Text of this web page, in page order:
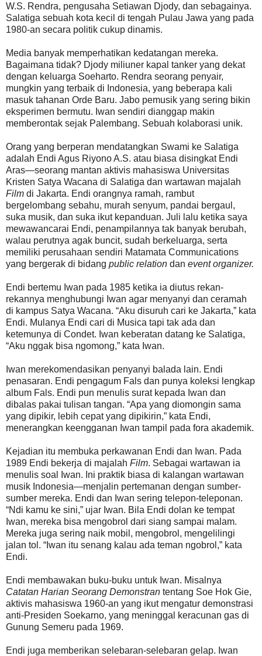
W.S. Rendra, pengusaha Setiawan Djody, dan sebagainya.
Salatiga sebuah kota kecil di tengah Pulau Jawa yang pada
1980-an secara politik cukup dinamis.
Media banyak memperhatikan kedatangan mereka.
Bagaimana tidak? Djody miliuner kapal tanker yang dekat
dengan keluarga Soeharto. Rendra seorang penyair,
mungkin yang terbaik di Indonesia, yang beberapa kali
masuk tahanan Orde Baru. Jabo pemusik yang sering bikin
eksperimen bermutu. Iwan sendiri dianggap makin
memberontak sejak Palembang. Sebuah kolaborasi unik.
Orang yang berperan mendatangkan Swami ke Salatiga
adalah Endi Agus Riyono A.S. atau biasa disingkat Endi
Aras—seorang mantan aktivis mahasiswa Universitas
Kristen Satya Wacana di Salatiga dan wartawan majalah
Film di Jakarta. Endi orangnya ramah, rambut
bergelombang sebahu, murah senyum, pandai bergaul,
suka musik, dan suka ikut kepanduan. Juli lalu ketika saya
mewawancarai Endi, penampilannya tak banyak berubah,
walau perutnya agak buncit, sudah berkeluarga, serta
memiliki perusahaan sendiri Matamata Communications
yang bergerak di bidang public relation dan event organizer.
Endi bertemu Iwan pada 1985 ketika ia diutus rekan-
rekannya menghubungi Iwan agar menyanyi dan ceramah
di kampus Satya Wacana. “Aku disuruh cari ke Jakarta,” kata
Endi. Mulanya Endi cari di Musica tapi tak ada dan
ketemunya di Condet. Iwan keberatan datang ke Salatiga,
“Aku nggak bisa ngomong,” kata Iwan.
Iwan merekomendasikan penyanyi balada lain. Endi
penasaran. Endi pengagum Fals dan punya koleksi lengkap
album Fals. Endi pun menulis surat kepada Iwan dan
dibalas pakai tulisan tangan. “Apa yang diomongin sama
yang dipikir, lebih cepat yang dipikirin,” kata Endi,
menerangkan keengganan Iwan tampil pada fora akademik.
Kejadian itu membuka perkawanan Endi dan Iwan. Pada
1989 Endi bekerja di majalah Film. Sebagai wartawan ia
menulis soal Iwan. Ini praktik biasa di kalangan wartawan
musik Indonesia—menjalin pertemanan dengan sumber-
sumber mereka. Endi dan Iwan sering telepon-teleponan.
“Ndi kamu ke sini,” ujar Iwan. Bila Endi dolan ke tempat
Iwan, mereka bisa mengobrol dari siang sampai malam.
Mereka juga sering naik mobil, mengobrol, mengelilingi
jalan tol. “Iwan itu senang kalau ada teman ngobrol,” kata
Endi.
Endi membawakan buku-buku untuk Iwan. Misalnya
Catatan Harian Seorang Demonstran tentang Soe Hok Gie,
aktivis mahasiswa 1960-an yang ikut mengatur demonstrasi
anti-Presiden Soekarno, yang meninggal keracunan gas di
Gunung Semeru pada 1969.
Endi juga memberikan selebaran-selebaran gelap. Iwan